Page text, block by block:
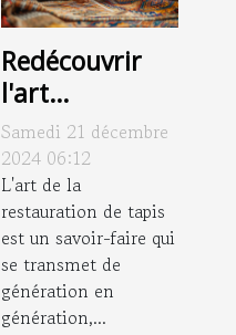
Redécouvrir
l'art
traditionnel de
la restauration
de tapis
Samedi 21 décembre
2024 06:12
L'art de la
restauration de tapis
est un savoir-faire qui
se transmet de
génération en
génération,...